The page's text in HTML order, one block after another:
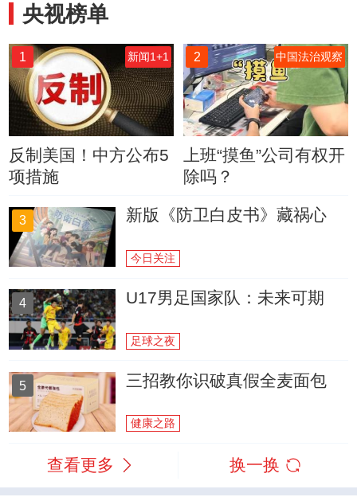
央视榜单
1 新闻1+1
反制美国！中方公布5
项措施
2 中国法治观察
上班“摸鱼”公司有权开
除吗？
3 新版《防卫白皮书》藏祸心
今日关注
4 U17男足国家队：未来可期
足球之夜
5 三招教你识破真假全麦面包
健康之路
查看更多 换一换